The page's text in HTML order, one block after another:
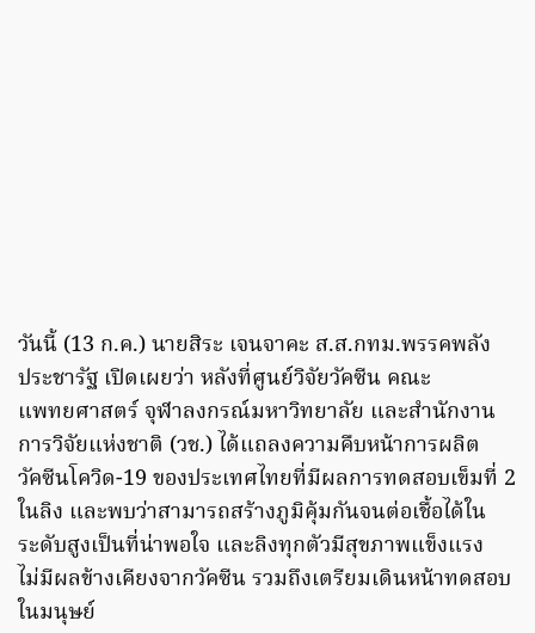
วันนี้ (13 ก.ค.) นายสิระ เจนจาคะ ส.ส.กทม.พรรคพลัง
ประชารัฐ เปิดเผยว่า หลังที่ศูนย์วิจัยวัคซีน คณะ
แพทยศาสตร์ จุฬาลงกรณ์มหาวิทยาลัย และสำนักงาน
การวิจัยแห่งชาติ (วช.) ได้แถลงความคืบหน้าการผลิต
วัคซีนโควิด-19 ของประเทศไทยที่มีผลการทดสอบเข็มที่ 2
ในลิง และพบว่าสามารถสร้างภูมิคุ้มกันจนต่อเชื้อได้ใน
ระดับสูงเป็นที่น่าพอใจ และลิงทุกตัวมีสุขภาพแข็งแรง
ไม่มีผลข้างเคียงจากวัคซีน รวมถึงเตรียมเดินหน้าทดสอบ
ในมนุษย์